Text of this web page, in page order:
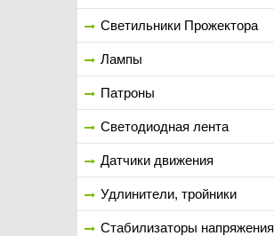
Светильники Прожектора
Лампы
Патроны
Светодиодная лента
Датчики движения
Удлинители, тройники
Стабилизаторы напряжения